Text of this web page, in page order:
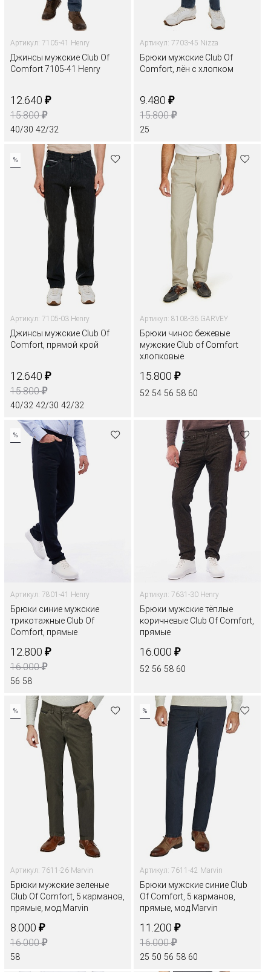
Артикул: 7105-41 Henry
Джинсы мужские Club Of
Comfort 7105-41 Henry
12.640 ₽
15.800₽
40/30 42/32
Артикул: 7703-45 Nizza
Брюки мужские Club Of
Comfort, лён с хлопком
9.480 ₽
15.800₽
25
%
Артикул: 7105-03 Henry
Джинсы мужские Club Of
Comfort, прямой крой
12.640 ₽
15.800₽
40/32 42/30 42/32
Артикул: 8108-36 GARVEY
Брюки чинос бежевые
мужские Club of Comfort
хлопковые
15.800 ₽
52 54 56 58 60
%
Артикул: 7801-41 Henry
Брюки синие мужские
трикотажные Club Of
Comfort, прямые
12.800 ₽
16.000₽
56 58
Артикул: 7631-30 Henry
Брюки мужские тёплые
коричневые Club Of Comfort,
прямые
16.000 ₽
52 56 58 60
%
Артикул: 7611-26 Marvin
Брюки мужские зеленые
Club Of Comfort, 5 карманов,
прямые, мод.Marvin
8.000 ₽
16.000₽
58
%
Артикул: 7611-42 Marvin
Брюки мужские синие Club
Of Comfort, 5 карманов,
прямые, мод.Marvin
11.200 ₽
16.000₽
25 50 56 58 60